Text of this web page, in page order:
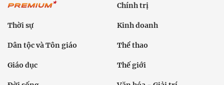
Chính trị
Thời sự Kinh doanh
Dân tộc và Tôn giáo Thể thao
Giáo dục Thế giới